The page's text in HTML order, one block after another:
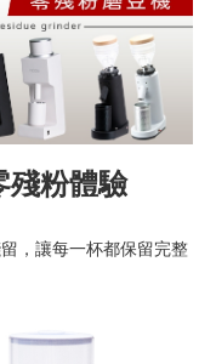
殘粉體驗
，讓每一杯都保留完整